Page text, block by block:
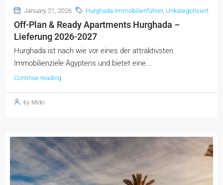
January 21, 2026 Hurghada-Immobilienführer, Unkategorisiert
Off-Plan & Ready Apartments Hurghada –
Lieferung 2026-2027
Hurghada ist nach wie vor eines der attraktivsten
Immobilienziele Ägyptens und bietet eine...
Continue reading
by Mido